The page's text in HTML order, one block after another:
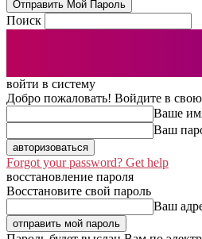
Поиск
войти в систему
Добро пожаловать! Войдите в
Ваше
Ваш
Forgot your password? Get help
восстановление пароля
Восстановите свой пароль
Ваш